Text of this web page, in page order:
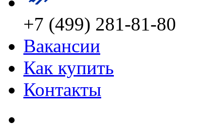
+7 (499) 281-81-80
Вакансии
Как купить
Контакты